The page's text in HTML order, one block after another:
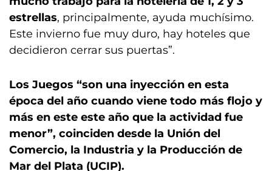
estrellas, principalmente, ayuda muchísimo.
Este invierno fue muy duro, hay hoteles que
decidieron cerrar sus puertas”.
Los Juegos “son una inyección en esta
época del año cuando viene todo más flojo y
más en este este año que la actividad fue
menor”, coinciden desde la Unión del
Comercio, la Industria y la Producción de
Mar del Plata (UCIP).